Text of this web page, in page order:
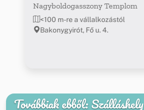
Nagyboldogasszony Templom
<100 m-re a vállalkozástól
Bakonygyirót, Fő u. 4.
Továbbiak ebből: Szálláshely